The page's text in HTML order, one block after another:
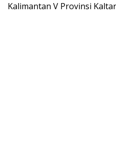
Kalimantan V Provinsi